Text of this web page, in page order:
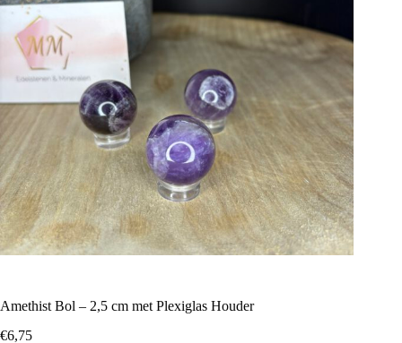
Amethist Bol – 2,5 cm met Plexiglas Houder
€6,75